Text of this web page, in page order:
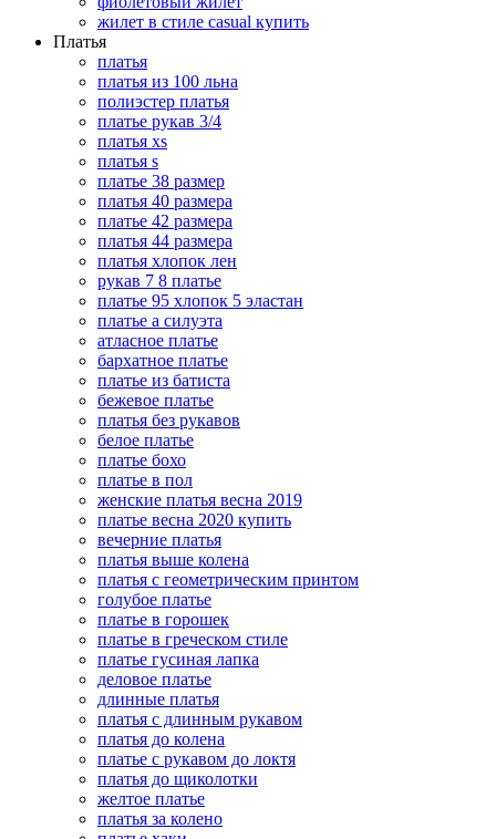
жилет в стиле casual купить
Платья
платья
платья из 100 льна
полиэстер платья
платье рукав 3/4
платья xs
платья s
платье 38 размер
платья 40 размера
платье 42 размера
платья 44 размера
платья хлопок лен
рукав 7 8 платье
платье 95 хлопок 5 эластан
платье а силуэта
атласное платье
бархатное платье
платье из батиста
бежевое платье
платья без рукавов
белое платье
платье бохо
платье в пол
женские платья весна 2019
платье весна 2020 купить
вечерние платья
платья выше колена
платья с геометрическим принтом
голубое платье
платье в горошек
платье в греческом стиле
платье гусиная лапка
деловое платье
длинные платья
платья с длинным рукавом
платья до колена
платье с рукавом до локтя
платья до щиколотки
желтое платье
платья за колено